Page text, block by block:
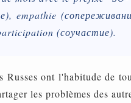
empathie
(соучастие).
Russes ont l'habitude de
les problèmes des